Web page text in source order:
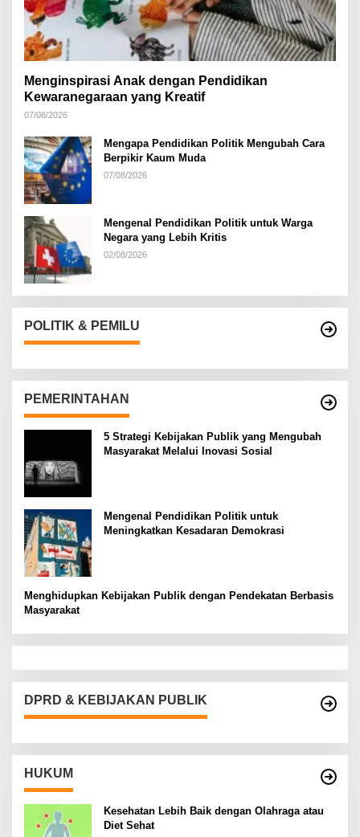
Menginspirasi Anak dengan Pendidikan
Kewaranegaraan yang Kreatif
07/08/2026
Mengapa Pendidikan Politik Mengubah Cara
Berpikir Kaum Muda
07/08/2026
Mengenal Pendidikan Politik untuk Warga
Negara yang Lebih Kritis
02/08/2026
POLITIK & PEMILU
PEMERINTAHAN
5 Strategi Kebijakan Publik yang Mengubah
Masyarakat Melalui Inovasi Sosial
Mengenal Pendidikan Politik untuk
Meningkatkan Kesadaran Demokrasi
Menghidupkan Kebijakan Publik dengan Pendekatan Berbasis
Masyarakat
DPRD & KEBIJAKAN PUBLIK
HUKUM
Kesehatan Lebih Baik dengan Olahraga atau
Diet Sehat